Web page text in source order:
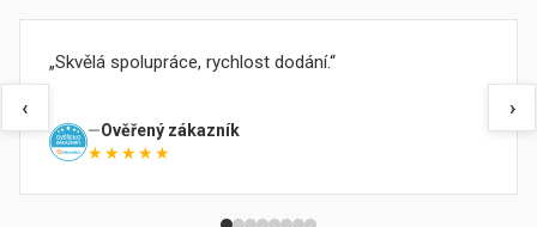
‹
Skvělá spolupráce, rychlost dodání.
Ověřený zákazník
★★★★★
›